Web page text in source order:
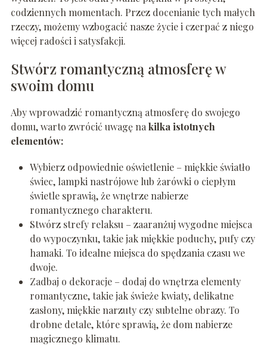
codziennych momentach. Przez docenianie tych małych
rzeczy, możemy wzbogacić nasze życie i czerpać z niego
więcej radości i satysfakcji.
Stwórz romantyczną atmosferę w
swoim domu
Aby wprowadzić romantyczną atmosferę do swojego
domu, warto zwrócić uwagę nakilka istotnych
elementów:
Wybierz odpowiednie oświetlenie – miękkie światło
świec, lampki nastrójowe lub żarówki o ciepłym
świetle sprawią, że wnętrze nabierze
romantycznego charakteru.
Stwórz strefy relaksu – zaaranżuj wygodne miejsca
do wypoczynku, takie jak miękkie poduchy, pufy czy
hamaki. To idealne miejsca do spędzania czasu we
dwoje.
Zadbaj o dekoracje – dodaj do wnętrza elementy
romantyczne, takie jak świeże kwiaty, delikatne
zasłony, miękkie narzuty czy subtelne obrazy. To
drobne detale, które sprawią, że dom nabierze
magicznego klimatu.